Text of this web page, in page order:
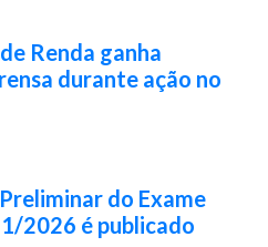
Renda ganha
durante ação no
do Exame
2026 é publicado